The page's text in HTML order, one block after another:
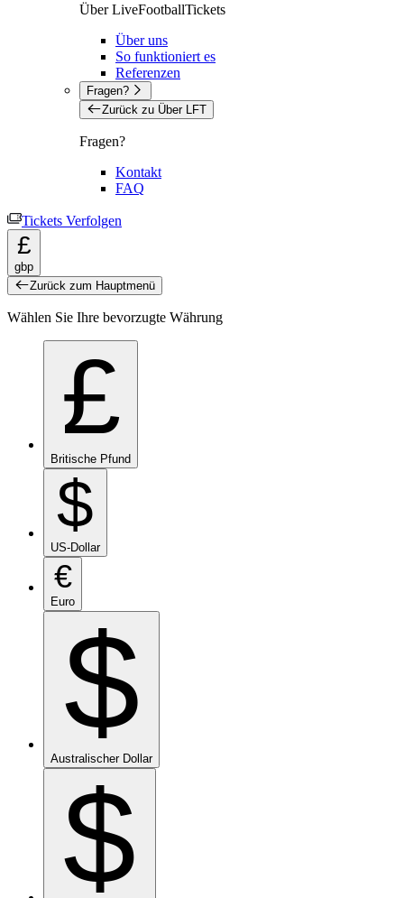
Über LiveFootballTickets
Über uns
So funktioniert es
Referenzen
Fragen?
Zurück zu Über LFT
Fragen?
Kontakt
FAQ
Tickets Verfolgen
£
gbp
Zurück zum Hauptmenü
Wählen Sie Ihre bevorzugte Währung
£
Britische Pfund
$
US-Dollar
€
Euro
$
Australischer Dollar
$